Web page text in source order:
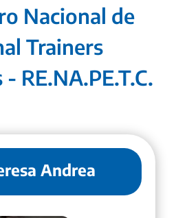
Nacional de
Trainers
RE.NA.PE.T.C.
Andrea